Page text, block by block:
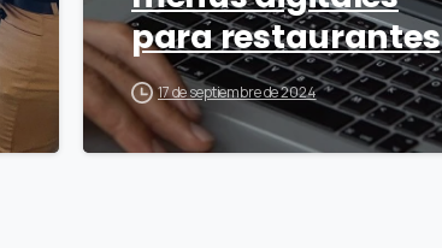
para restaurantes
17 de septiembre de 2024